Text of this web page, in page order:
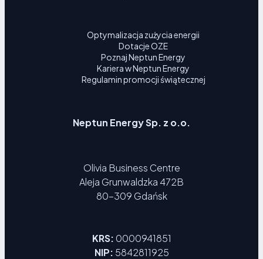
Optymalizacja zużycia energii
Dotacje OZE
Poznaj Neptun Energy
Kariera w Neptun Energy
Regulamin promocji świątecznej
Neptun Energy Sp. z o.o.
Olivia Business Centre
Aleja Grunwaldzka 472B
80-309 Gdańsk
KRS: 0000941851
NIP: 5842811925